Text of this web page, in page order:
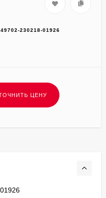
230218-01926